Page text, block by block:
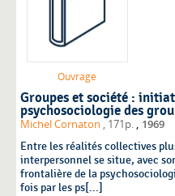
Ouvrage
Groupes et société :
psychosociologie des
Michel Cornaton , 171p. , 1969
Entre les réalités collectives
interpersonnel se situe, avec
frontalière de la
fois par les ps[...]